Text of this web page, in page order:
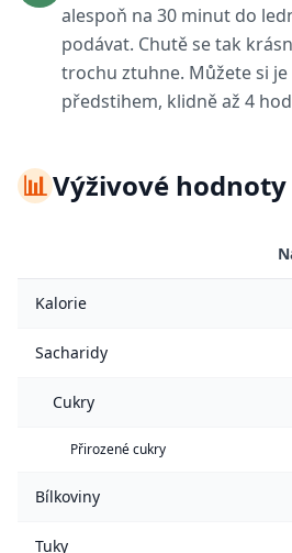
alespoň na 30 minut do
podávat. Chutě se tak
trochu ztuhne. Můžete si
předstihem, klidně až 4
📊Výživové
Kalorie
Sacharidy
Cukry
Přirozené cukry
Bílkoviny
Tuky